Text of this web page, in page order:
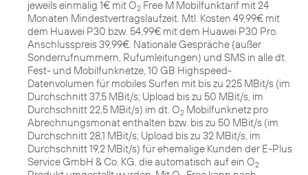
jeweils einmalig 1€ mit O2 Free M Mobilfunktarif mit 24
Monaten Mindestvertragslaufzeit. Mtl. Kosten 49,99€ mit
dem Huawei P30 bzw. 54,99€ mit dem Huawei P30 Pro.
Anschlusspreis 39,99€. Nationale Gespräche (außer
Sonderrufnummern, Rufumleitungen) und SMS in alle dt.
Fest- und Mobilfunknetze, 10 GB Highspeed-
Datenvolumen für mobiles Surfen mit bis zu 225 MBit/s (im
Durchschnitt 37,5 MBit/s; Upload bis zu 50 MBit/s, im
Durchschnitt 22,5 MBit/s) im dt. O2 Mobilfunknetz pro
Abrechnungsmonat enthalten bzw. bis zu 50 MBit/s (im
Durchschnitt 28,1 MBit/s; Upload bis zu 32 MBit/s, im
Durchschnitt 19,2 MBit/s) für ehemalige Kunden der E-Plus
Service GmbH & Co. KG, die automatisch auf ein O2